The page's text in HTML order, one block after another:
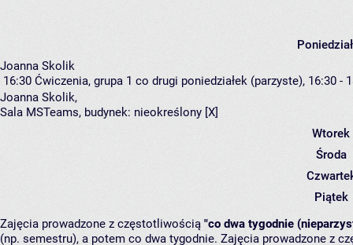
Joanna Skolik
16:30 Ćwiczenia, grupa 1 co drugi poniedziałek (parzyste), 16:30 -
Joanna Skolik,
Sala MSTeams, budynek: nieokreślony [X]
Wtorek
Środa
Piątek
Zajęcia prowadzone z częstotliwością "co dwa tygodnie
(np. semestru), a potem co dwa tygodnie. Zajęcia prowadzone z